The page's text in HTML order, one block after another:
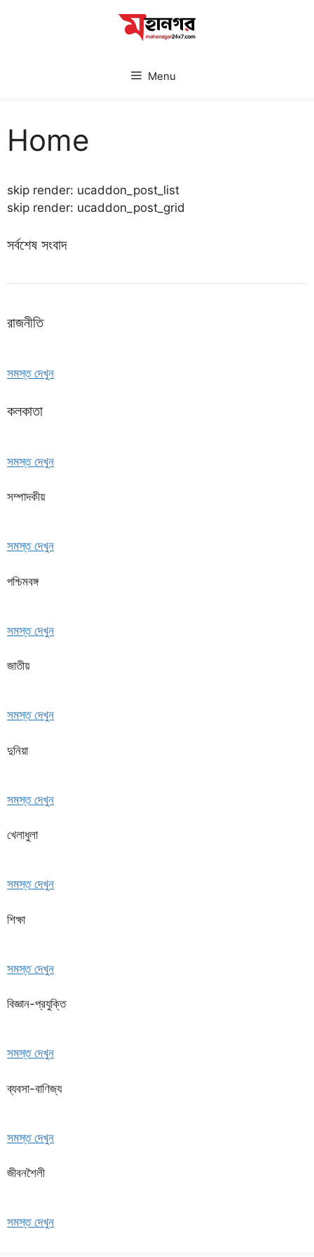
Menu
Home
skip render: ucaddon_post_list
skip render: ucaddon_post_grid
সর্বশেষ সংবাদ
রাজনীতি
সমস্ত দেখুন
কলকাতা
সমস্ত দেখুন
সম্পাদকীয়
সমস্ত দেখুন
পশ্চিমবঙ্গ
সমস্ত দেখুন
জাতীয়
সমস্ত দেখুন
দুনিয়া
সমস্ত দেখুন
খেলাধুলা
সমস্ত দেখুন
শিক্ষা
সমস্ত দেখুন
বিজ্ঞান-প্রযুক্তি
সমস্ত দেখুন
ব্যবসা-বাণিজ্য
সমস্ত দেখুন
জীবনশৈলী
সমস্ত দেখুন